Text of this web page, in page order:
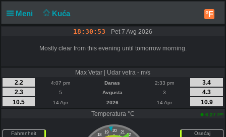
Meni Kuća °F
18:30:53 Pet 7 Avg 2026
Mostly clear from this evening until tomorrow morning.
Max Vetar | Udar vetra - m/s
2.2
4:07 pm Danas 2:33 pm
3.4
2.3
5 Avgusta 3
4.3
10.5
14 Apr 2026 14 Apr
10.9
Temperatura °C
6:27 pm
Fahrenheit
20
19 21
18
22
Osećaj